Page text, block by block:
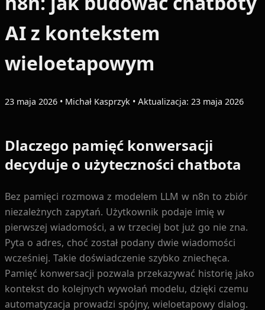
AI z kontekstem
wieloetapowym
23 maja 2026 • Michał Kasprzyk • Aktualizacja: 23 maja 2026
Dlaczego pamięć konwersacji
decyduje o użyteczności chatbota
Bez pamięci rozmowa z modelem LLM w n8n to zbiór
niezależnych zapytań. Użytkownik podaje imię w
pierwszej wiadomości, a w trzeciej bot już go nie zna.
Pyta o adres, choć został podany dwie wiadomości
wcześniej. Takie doświadczenie szybko zniechęca.
Pamięć konwersacji pozwala przekazywać historię jako
kontekst do kolejnych wywołań modelu, dzięki czemu
automatyzacja prowadzi spójny, wieloetapowy dialog.